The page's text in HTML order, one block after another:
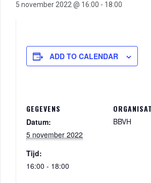
5 november 2022 @ 16:00 - 18:00
ADD TO CALENDAR
GEGEVENS
Datum:
5 november 2022
Tijd:
16:00 - 18:00
BBVH